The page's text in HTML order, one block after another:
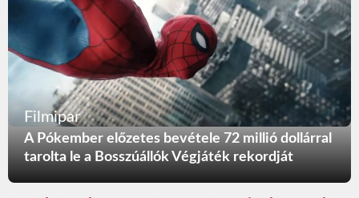
Filmipar
A Pókember előzetes bevétele 72 millió dollárral
tarolta le a Bosszúállók Végjáték rekordját